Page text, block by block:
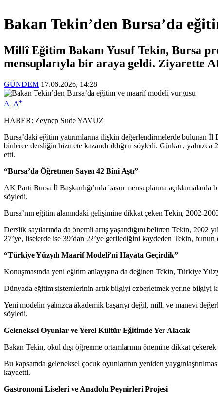
Bakan Tekin’den Bursa’da
Millî Eğitim Bakanı Yusuf Tekin, Bursa
mensuplarıyla bir araya geldi. Ziyarette
GÜNDEM 17.06.2026, 14:28
A- A+
HABER: Zeynep Sude YAVUZ
Bursa’daki eğitim yatırımlarına ilişkin değerlendirmelerde bulunan
binlerce dersliğin hizmete kazandırıldığını söyledi. Gürkan, yalnızca
etti.
“Bursa’da Öğretmen Sayısı 42 Bini Aştı”
AK Parti Bursa İl Başkanlığı’nda basın mensuplarına
söyledi.
Bursa’nın eğitim alanındaki gelişimine dikkat çeken Tekin, 2002-
Derslik sayılarında da önemli artış yaşandığını belirten Tekin, 2002
27’ye, liselerde ise 39’dan 22’ye gerilediğini kaydeden Tekin,
“Türkiye Yüzyılı Maarif Modeli’ni Hayata Geçirdik”
Konuşmasında yeni eğitim anlayışına da değinen Tekin, Türkiye
Dünyada eğitim sistemlerinin artık bilgiyi ezberletmek yerine bilgiyi
Yeni modelin yalnızca akademik başarıyı değil, milli ve manevi
söyledi.
Geleneksel Oyunlar ve Yerel Kültür Eğitimde Yer Alacak
Bakan Tekin, okul dışı öğrenme ortamlarının önemine dikkat
Bu kapsamda geleneksel çocuk oyunlarının yeniden
kaydetti.
Gastronomi Liseleri ve Anadolu Peynirleri Projesi